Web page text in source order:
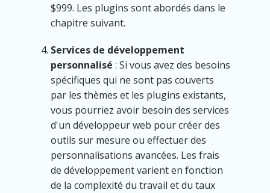
$999. Les plugins sont abordés dans le
chapitre suivant.
Services de développement
personnalisé : Si vous avez des besoins
spécifiques qui ne sont pas couverts
par les thèmes et les plugins existants,
vous pourriez avoir besoin des services
d'un développeur web pour créer des
outils sur mesure ou effectuer des
personnalisations avancées. Les frais
de développement varient en fonction
de la complexité du travail et du taux